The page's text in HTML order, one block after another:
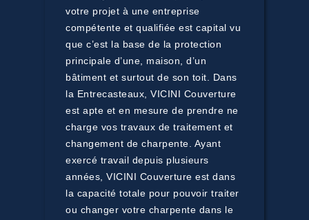
votre projet à une entreprise
compétente et qualifiée est capital vu
que c’est la base de la protection
principale d’une, maison, d’un
bâtiment et surtout de son toit. Dans
la Entrecasteaux, VICINI Couverture
est apte et en mesure de prendre ne
charge vos travaux de traitement et
changement de charpente. Ayant
exercé travail depuis plusieurs
années, VICINI Couverture est dans
la capacité totale pour pouvoir traiter
ou changer votre charpente dans le